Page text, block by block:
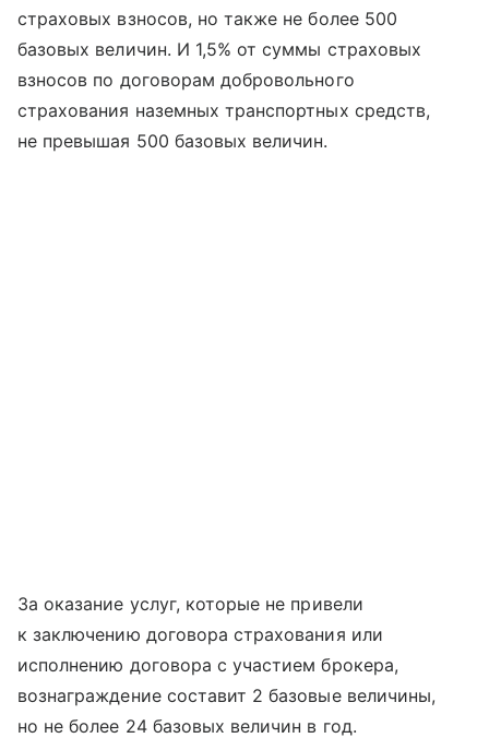
страховых взносов, но также не более 500
базовых величин. И 1,5% от суммы страховых
взносов по договорам добровольного
страхования наземных транспортных средств,
не превышая 500 базовых величин.
За оказание услуг, которые не привели
к заключению договора страхования или
исполнению договора с участием брокера,
вознаграждение составит 2 базовые величины,
но не более 24 базовых величин в год.